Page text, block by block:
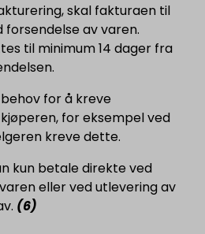
skal fakturaen til
av varen.
til minimum 14 dager fra
for å kreve
for eksempel ved
kreve dette.
kun betale direkte ved
eller ved utlevering av
(6)